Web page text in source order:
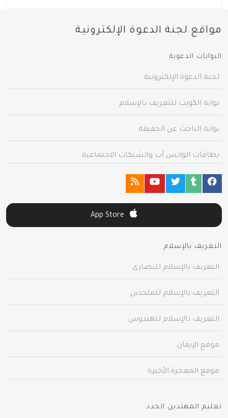
مواقع لجنة الدعوة الإلكترونية
البوابات الدعوية
لجنة الدعوة الإلكترونية
بوابة الكويت للتعريف بالإسلام
بوابة الباحث عن الحقيقة
بطاقات الواتس آب والشبكات الاجتماعية
التعريف بالإسلام
التعريف بالإسلام للنصارى
التعريف بالإسلام للملحدين
التعريف بالإسلام للهندوس
موقع الإيمان
موقع المعجزة الأخيرة
تعليم المهتدين الجدد